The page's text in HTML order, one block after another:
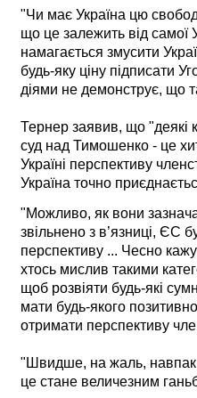
"Чи має Україна цю
що це залежить від
намагається змусити
будь-яку ціну підписати
діями не демонструє, що
Тернер заявив, що "деякі
суд над Тимошенко - це
Україні перспективу
Україна точно
"Можливо, як вони
звільнено з в’язниці, ЄС
перспективу ... Чесно
хтось мислив такими
щоб розвіяти будь-які
мати будь-якого
отримати перспективу
"Швидше, на жаль,
це стане величезним